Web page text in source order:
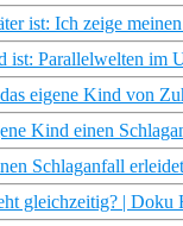
ist: Ich zeige
ist: Parallelwelten im
eigene Kind von
Kind einen
Schlaganfall
gleichzeitig? | Doku